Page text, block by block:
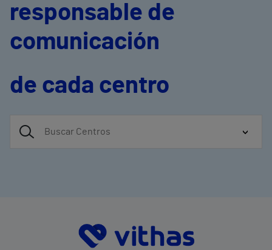
responsable de
comunicación
de cada centro